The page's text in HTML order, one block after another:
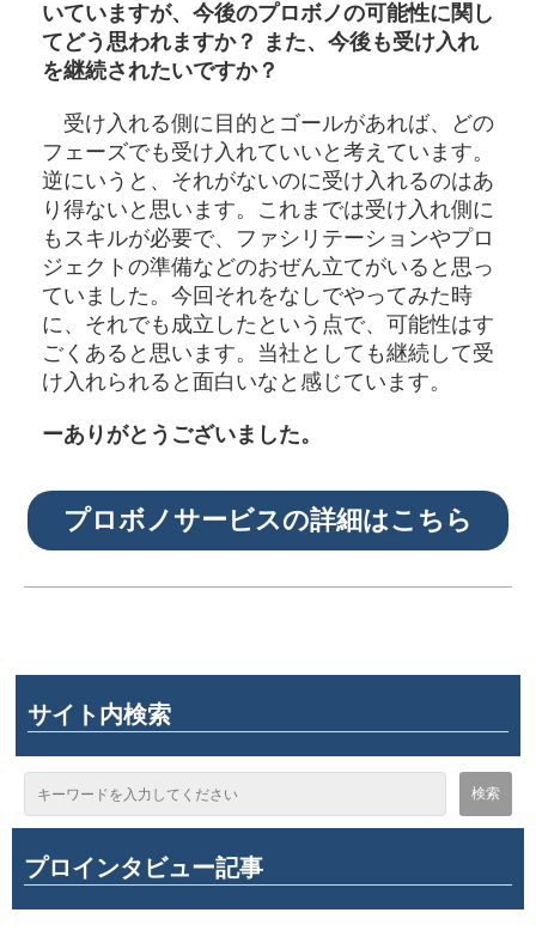
いていますが、今後のプロボノの可能性に関し
てどう思われますか？ また、今後も受け入れ
を継続されたいですか？
受け入れる側に目的とゴールがあれば、どの
フェーズでも受け入れていいと考えています。
逆にいうと、それがないのに受け入れるのはあ
り得ないと思います。これまでは受け入れ側に
もスキルが必要で、ファシリテーションやプロ
ジェクトの準備などのおぜん立てがいると思っ
ていました。今回それをなしでやってみた時
に、それでも成立したという点で、可能性はす
ごくあると思います。当社としても継続して受
け入れられると面白いなと感じています。
ーありがとうございました。
プロボノサービスの詳細はこちら
サイト内検索
プロインタビュー記事